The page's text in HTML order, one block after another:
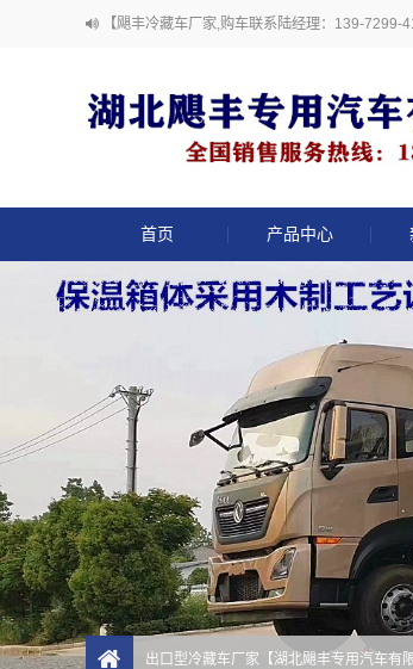
【飓丰冷藏车厂家,购车联系陆经理：139-7299-
首页 产品中心
出口型冷藏车厂家【湖北飓丰专用汽车有限